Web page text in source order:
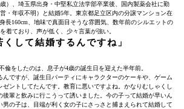
）、埼玉県出身・中堅私立法学部卒業後、国内製薬会社に勤
・年収不明）と結婚5年。東京都足立区内の分譲マンション在
長160cm、地味で真面目そうな雰囲気、数年前のシルエットの
着ており、声が低く、少々言葉が強い。
くして結婚するんですね」
倫をしたのは、息子が4歳の誕生日を迎えた半年前。
んですが、誕生日パーティにキャラクターのケーキや、ゲーム
ントしてたんです。教育に悪いですよね。かなりむしゃくし
後輩と飲みに行こうって誘いました。今の子って結婚が早いん
男の子は、目端が利く女の子にさっさと捕まえられて結婚して